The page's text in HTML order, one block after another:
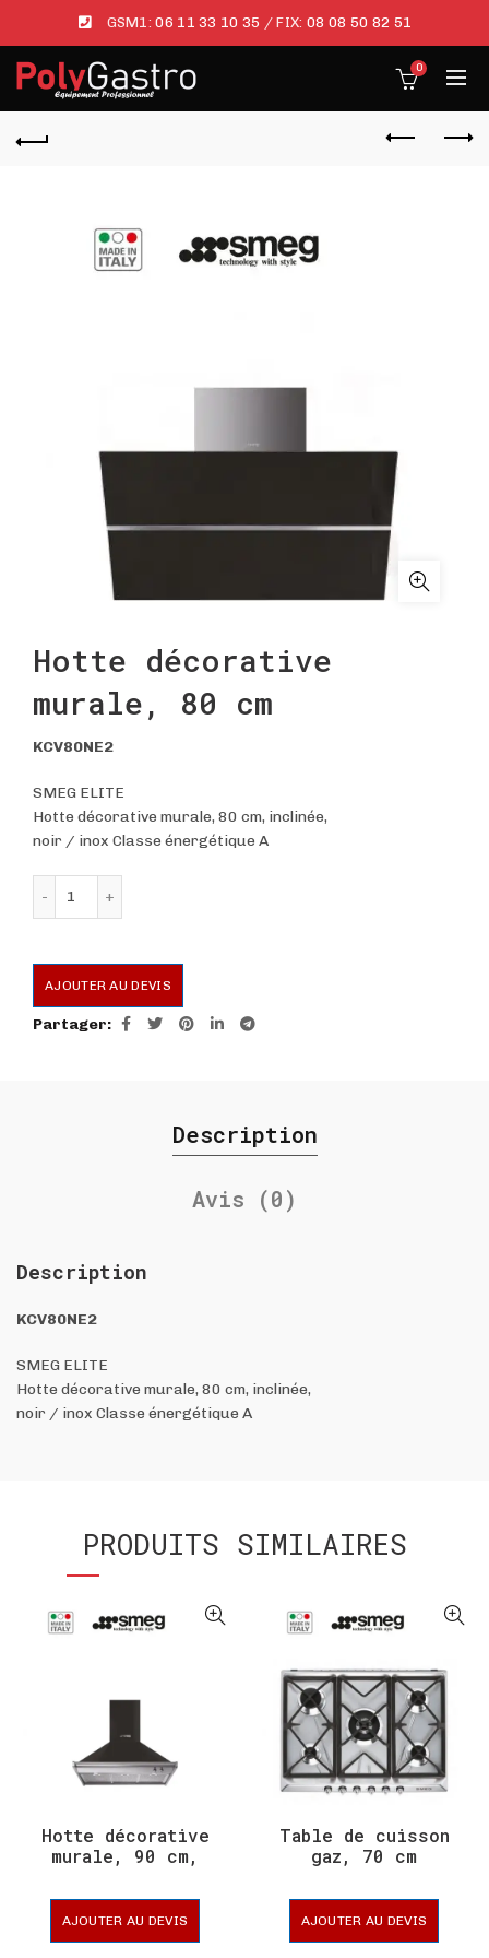
GSM1:06 11 33 10 35 / FIX: 08 08 50 82 51
0
Hotte décorative
murale, 80 cm
KCV80NE2
SMEG ELITE
Hotte décorative murale, 80 cm, inclinée,
noir / inox Classe énergétique A
AJOUTER AU DEVIS
Partager
Description
Avis (0)
Description
KCV80NE2
SMEG ELITE
Hotte décorative murale, 80 cm, inclinée,
noir / inox Classe énergétique A
PRODUITS SIMILAIRES
Hotte décorative
murale, 90 cm,
AJOUTER AU DEVIS
Table de cuisson
gaz, 70 cm
AJOUTER AU DEVIS